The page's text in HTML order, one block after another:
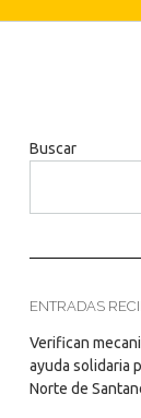
Buscar
ENTRADAS
Verifican
ayuda solidaria
Norte de